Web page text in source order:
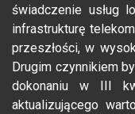
świadczenie usług
infrastrukturę
przeszłości, w
Drugim czynnikiem
dokonaniu w III
aktualizującego